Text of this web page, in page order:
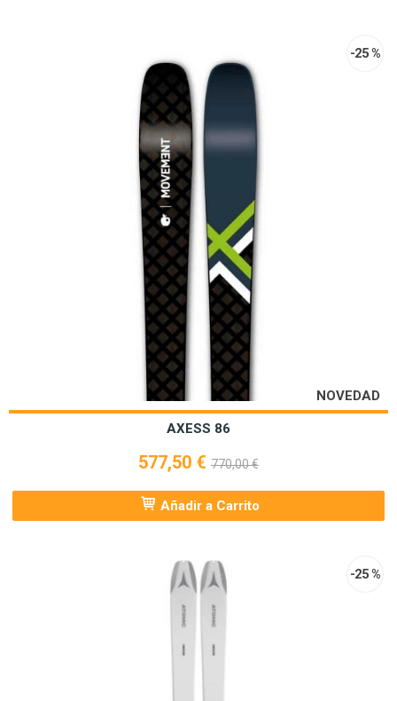
NOVEDAD
-25 %
AXESS 86
577,50 € 770,00 €
Añadir a Carrito
-25 %